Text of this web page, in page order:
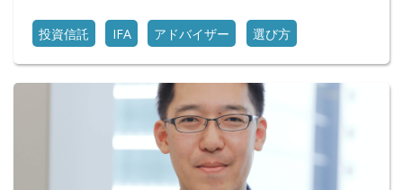
投資信託 IFA アドバイザー 選び方